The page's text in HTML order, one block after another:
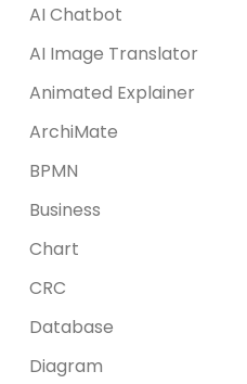
AI Chatbot
AI Image Translator
Animated Explainer
ArchiMate
BPMN
Business
Chart
CRC
Database
Diagram